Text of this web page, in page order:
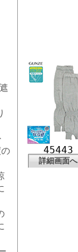
45443
詳細画面へ